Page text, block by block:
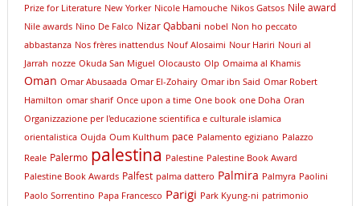
Prize for Literature New Yorker Nicole Hamouche Nikos Gatsos Nile award
Nile awards Nino De Falco Nizar Qabbani nobel Non ho peccato
abbastanza Nos frères inattendus Nouf Alosaimi Nour Hariri Nouri al
Jarrah nozze Okuda San Miguel Olocausto Olp Omaima al Khamis
Oman Omar Abusaada Omar El-Zohairy Omar ibn Said Omar Robert
Hamilton omar sharif Once upon a time One book one Doha Oran
Organizzazione per l'educazione scientifica e culturale islamica
orientalistica Oujda Oum Kulthum pace Palamento egiziano Palazzo
Reale Palermo palestina Palestine Palestine Book Award
Palestine Book Awards Palfest palma dattero Palmira Palmyra Paolini
Paolo Sorrentino Papa Francesco Parigi Park Kyung-ni patrimonio